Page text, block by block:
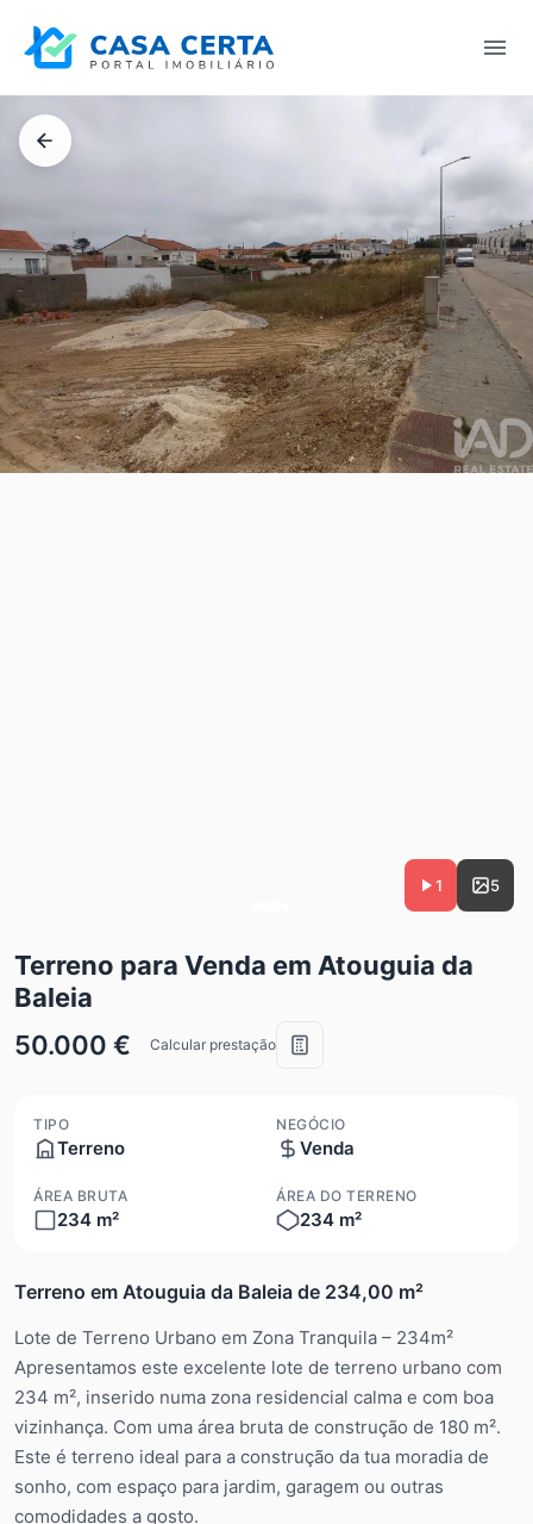
1 5
Terreno para Venda em Atouguia da
Baleia
50.000 €
Calcular prestação
TIPO
Terreno
NEGÓCIO
Venda
ÁREA BRUTA
234 m²
ÁREA DO TERRENO
234 m²
Terreno em Atouguia da Baleia de 234,00 m²
Lote de Terreno Urbano em Zona Tranquila – 234m²
Apresentamos este excelente lote de terreno urbano com
234 m², inserido numa zona residencial calma e com boa
vizinhança. Com uma área bruta de construção de 180 m².
Este é terreno ideal para a construção da tua moradia de
sonho, com espaço para jardim, garagem ou outras
comodidades a gosto.